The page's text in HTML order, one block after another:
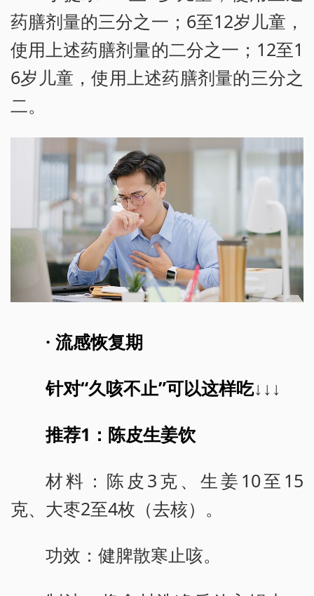
药膳剂量的三分之一；6至12岁儿童，
使用上述药膳剂量的二分之一；12至1
6岁儿童，使用上述药膳剂量的三分之
二。
· 流感恢复期
针对“久咳不止”可以这样吃↓↓↓
推荐1：陈皮生姜饮
材料：陈皮3克、生姜10至15
克、大枣2至4枚（去核）。
功效：健脾散寒止咳。